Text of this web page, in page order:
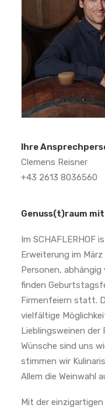
Ihre
Clemens Reisner
+43 2613 8036560
Genuss(t)raum
Im SCHAFLERHOF
Erweiterung im
Personen,
finden
Firmenfeiern statt.
vielfältige
Lieblingsweinen der
Wünsche sind uns
stimmen wir
Allem die Weinwahl
Mit der